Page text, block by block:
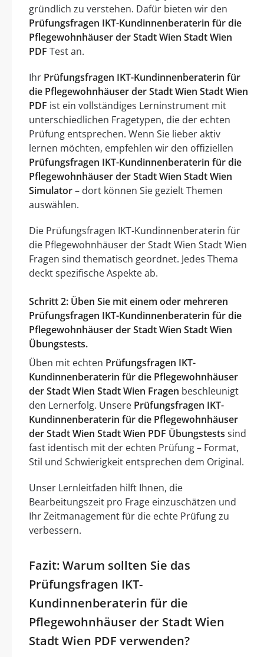
gründlich zu verstehen. Dafür bieten wir den
Prüfungsfragen IKT-Kundinnenberaterin für die
Pflegewohnhäuser der Stadt Wien Stadt Wien
PDF Test an.
Ihr Prüfungsfragen IKT-Kundinnenberaterin für
die Pflegewohnhäuser der Stadt Wien Stadt Wien
PDF ist ein vollständiges Lerninstrument mit
unterschiedlichen Fragetypen, die der echten
Prüfung entsprechen. Wenn Sie lieber aktiv
lernen möchten, empfehlen wir den offiziellen
Prüfungsfragen IKT-Kundinnenberaterin für die
Pflegewohnhäuser der Stadt Wien Stadt Wien
Simulator– dort können Sie gezielt Themen
auswählen.
Die Prüfungsfragen IKT-Kundinnenberaterin für
die Pflegewohnhäuser der Stadt Wien Stadt Wien
Fragen sind thematisch geordnet. Jedes Thema
deckt spezifische Aspekte ab.
Schritt 2: Üben Sie mit einem oder mehreren
Prüfungsfragen IKT-Kundinnenberaterin für die
Pflegewohnhäuser der Stadt Wien Stadt Wien
Übungstests.
Üben mit echten Prüfungsfragen IKT-
Kundinnenberaterin für die Pflegewohnhäuser
der Stadt Wien Stadt Wien Fragen beschleunigt
den Lernerfolg. Unsere Prüfungsfragen IKT-
Kundinnenberaterin für die Pflegewohnhäuser
der Stadt Wien Stadt Wien PDF Übungstests sind
fast identisch mit der echten Prüfung – Format,
Stil und Schwierigkeit entsprechen dem Original.
Unser Lernleitfaden hilft Ihnen, die
Bearbeitungszeit pro Frage einzuschätzen und
Ihr Zeitmanagement für die echte Prüfung zu
verbessern.
Fazit: Warum sollten Sie das
Prüfungsfragen IKT-
Kundinnenberaterin für die
Pflegewohnhäuser der Stadt Wien
Stadt Wien PDF verwenden?